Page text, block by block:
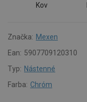
Kov
Značka: Mexen
Ean: 5907709120310
Typ: Nástenné
Farba: Chróm